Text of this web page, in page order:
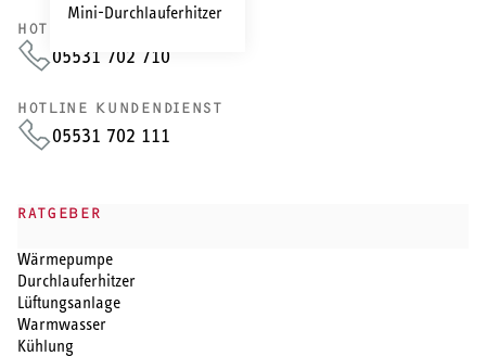
Mini-Durchlauferhitzer
HOTLINE VERTRIEB
05531 702 710
HOTLINE KUNDENDIENST
05531 702 111
RATGEBER
Wärmepumpe
Durchlauferhitzer
Lüftungsanlage
Warmwasser
Kühlung